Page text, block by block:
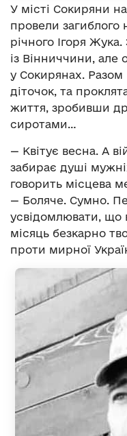
У місті Сокиряни
провели загиблого
річного Ігоря
із Вінниччини, але
у Сокирянах. Разом
діточок, та
життя, зробивши
сиротами…
— Квітує весна. А
забирає душі
говорить місцева
— Боляче. Сумно.
усвідомлювати, що
місяць безкарно
проти мирної